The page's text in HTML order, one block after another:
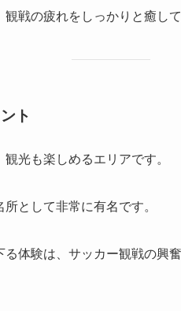
戦の疲れをしっかりと癒して
ト
光も楽しめるエリアです。
として非常に有名です。
体験は、サッカー観戦の興